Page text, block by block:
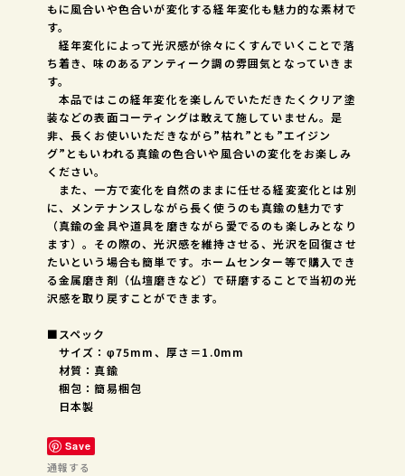
もに風合いや色合いが変化する経年変化も魅力的な素材で
す。
経年変化によって光沢感が徐々にくすんでいくことで落
ち着き、味のあるアンティーク調の雰囲気となっていきま
す。
本品ではこの経年変化を楽しんでいただきたくクリア塗
装などの表面コーティングは敢えて施していません。是
非、長くお使いいただきながら”枯れ”とも”エイジン
グ”ともいわれる真鍮の色合いや風合いの変化をお楽しみ
ください。
また、一方で変化を自然のままに任せる経変変化とは別
に、メンテナンスしながら長く使うのも真鍮の魅力です
（真鍮の金具や道具を磨きながら愛でるのも楽しみとなり
ます）。その際の、光沢感を維持させる、光沢を回復させ
たいという場合も簡単です。ホームセンター等で購入でき
る金属磨き剤（仏壇磨きなど）で研磨することで当初の光
沢感を取り戻すことができます。
■スペック
サイズ：φ75mm、厚さ＝1.0mm
材質：真鍮
梱包：簡易梱包
日本製
Save
通報する